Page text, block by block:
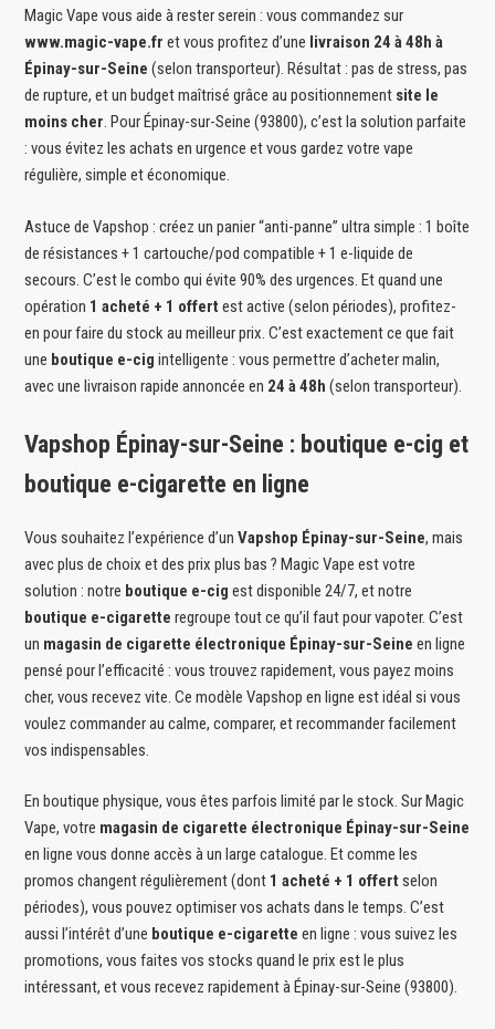
Magic Vape vous aide à rester serein : vous commandez sur
www.magic-vape.fr et vous profitez d’une livraison 24 à 48h à
Épinay-sur-Seine (selon transporteur). Résultat : pas de stress, pas
de rupture, et un budget maîtrisé grâce au positionnement site le
moins cher. Pour Épinay-sur-Seine (93800), c’est la solution parfaite
: vous évitez les achats en urgence et vous gardez votre vape
régulière, simple et économique.
Astuce de Vapshop : créez un panier “anti-panne” ultra simple : 1 boîte
de résistances + 1 cartouche/pod compatible + 1 e-liquide de
secours. C’est le combo qui évite 90% des urgences. Et quand une
opération 1 acheté + 1 offert est active (selon périodes), profitez-
en pour faire du stock au meilleur prix. C’est exactement ce que fait
une boutique e-cig intelligente : vous permettre d’acheter malin,
avec une livraison rapide annoncée en 24 à 48h (selon transporteur).
Vapshop Épinay-sur-Seine : boutique e-cig et
boutique e-cigarette en ligne
Vous souhaitez l’expérience d’unVapshop Épinay-sur-Seine, mais
avec plus de choix et des prix plus bas ? Magic Vape est votre
solution : notre boutique e-cig est disponible 24/7, et notre
boutique e-cigarette regroupe tout ce qu’il faut pour vapoter. C’est
un magasin de cigarette électronique Épinay-sur-Seine en ligne
pensé pour l’efficacité : vous trouvez rapidement, vous payez moins
cher, vous recevez vite. Ce modèle Vapshop en ligne est idéal si vous
voulez commander au calme, comparer, et recommander facilement
vos indispensables.
En boutique physique, vous êtes parfois limité par le stock. Sur Magic
Vape, votre magasin de cigarette électronique Épinay-sur-Seine
en ligne vous donne accès à un large catalogue. Et comme les
promos changent régulièrement (dont 1 acheté + 1 offert selon
périodes), vous pouvez optimiser vos achats dans le temps. C’est
aussi l’intérêt d’une boutique e-cigarette en ligne : vous suivez les
promotions, vous faites vos stocks quand le prix est le plus
intéressant, et vous recevez rapidement à Épinay-sur-Seine (93800).